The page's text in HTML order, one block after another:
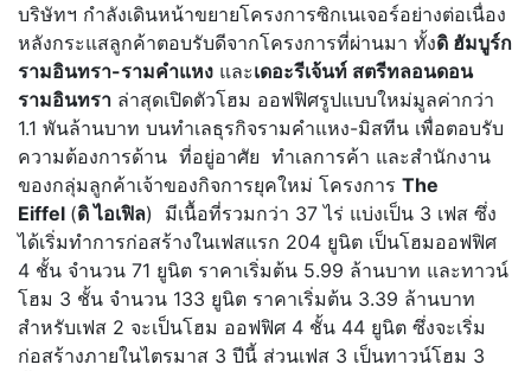
บริษัทฯ กำลังเดินหน้าขยายโครงการซิกเนเจอร์อย่างต่อเนื่อง
หลังกระแสลูกค้าตอบรับดีจากโครงการที่ผ่านมา ทั้งดิ ฮัมบูร์ก
รามอินทรา-รามคำแหง และเดอะรีเจ้นท์ สตรีทลอนดอน
รามอินทรา ล่าสุดเปิดตัวโฮม ออฟฟิศรูปแบบใหม่มูลค่ากว่า
1.1 พันล้านบาท บนทำเลธุรกิจรามคำแหง-มิสทีน เพื่อตอบรับ
ความต้องการด้าน ที่อยู่อาศัย ทำเลการค้า และสำนักงาน
ของกลุ่มลูกค้าเจ้าของกิจการยุคใหม่ โครงการ The
Eiffel (ดิ ไอเฟิล) มีเนื้อที่รวมกว่า 37 ไร่ แบ่งเป็น 3 เฟส ซึ่ง
ได้เริ่มทำการก่อสร้างในเฟสแรก 204 ยูนิต เป็นโฮมออฟฟิศ
4 ชั้น จำนวน 71 ยูนิต ราคาเริ่มต้น 5.99 ล้านบาท และทาวน์
โฮม 3 ชั้น จำนวน 133 ยูนิต ราคาเริ่มต้น 3.39 ล้านบาท
สำหรับเฟส 2 จะเป็นโฮม ออฟฟิศ 4 ชั้น 44 ยูนิต ซึ่งจะเริ่ม
ก่อสร้างภายในไตรมาส 3 ปีนี้ ส่วนเฟส 3 เป็นทาวน์โฮม 3